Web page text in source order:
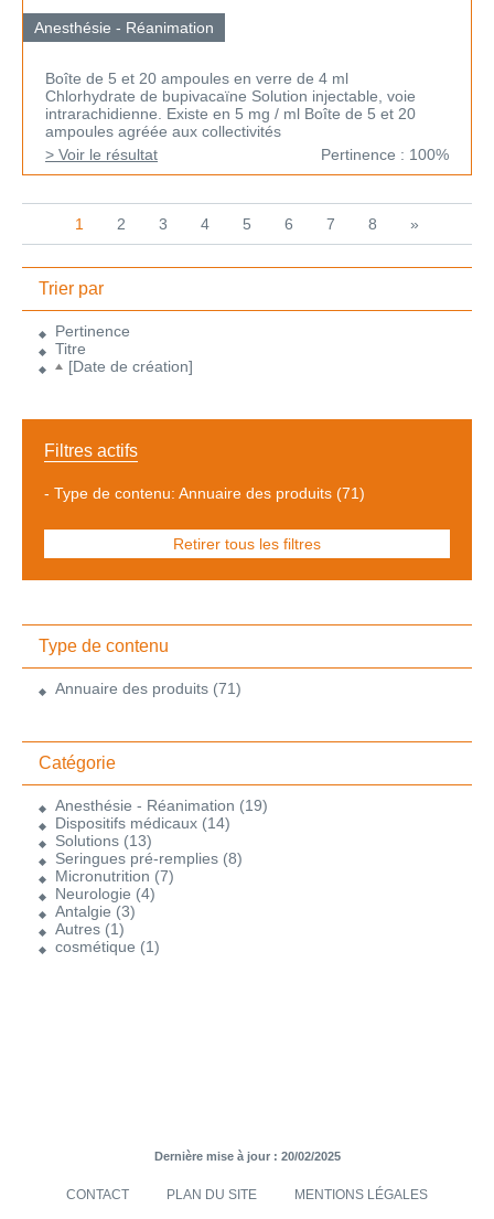
Anesthésie - Réanimation
Boîte de 5 et 20 ampoules en verre de 4 ml
Chlorhydrate de bupivacaïne Solution injectable, voie
intrarachidienne. Existe en 5 mg / ml Boîte de 5 et 20
ampoules agréée aux collectivités
> Voir le résultat
Pertinence : 100%
1 2 3 4 5 6 7 8 »
Trier par
Pertinence
Titre
[Date de création]
Filtres actifs
- Type de contenu: Annuaire des produits (71)
Retirer tous les filtres
Type de contenu
Annuaire des produits (71)
Catégorie
Anesthésie - Réanimation (19)
Dispositifs médicaux (14)
Solutions (13)
Seringues pré-remplies (8)
Micronutrition (7)
Neurologie (4)
Antalgie (3)
Autres (1)
cosmétique (1)
Dernière mise à jour : 20/02/2025
CONTACT PLAN DU SITE MENTIONS LÉGALES